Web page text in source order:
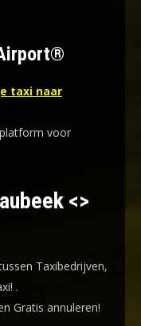
taxi naar
voor
<>
Taxibedrijven,
.
Gratis annuleren!